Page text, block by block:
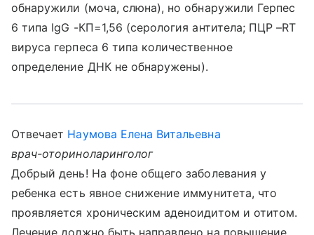
обнаружили (моча, слюна), но обнаружили Герпес
6 типа IgG -КП=1,56 (серология антитела; ПЦР –RT
вируса герпеса 6 типа количественное
определение ДНК не обнаружены).
Отвечает Наумова Елена Витальевна
врач-оториноларинголог
Добрый день! На фоне общего заболевания у
ребенка есть явное снижение иммунитета, что
проявляется хроническим аденоидитом и отитом.
Лечение должно быть направлено на повышение